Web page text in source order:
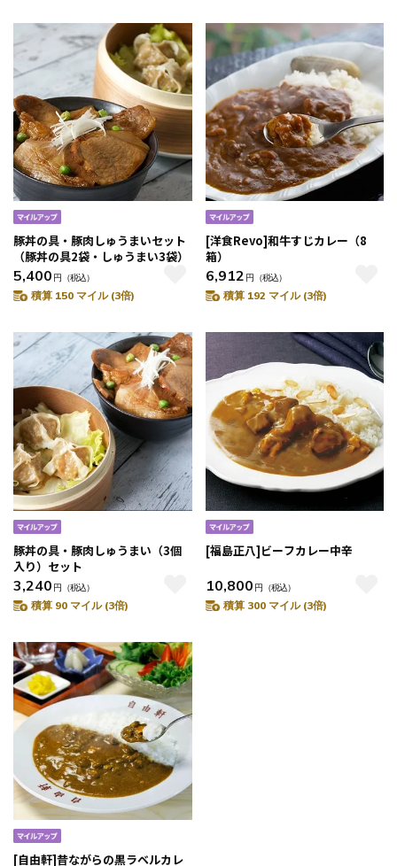
豚丼の具・豚肉しゅうまいセット
（豚丼の具2袋・しゅうまい3袋）
5,400 円 （税込）
積算 150 マイル (3倍)
[洋食Revo]和牛すじカレー（8
箱）
6,912 円 （税込）
積算 192 マイル (3倍)
豚丼の具・豚肉しゅうまい（3個
入り）セット
3,240 円 （税込）
積算 90 マイル (3倍)
[福島正八]ビーフカレー中辛
10,800 円 （税込）
積算 300 マイル (3倍)
[自由軒]昔ながらの黒ラベルカレ